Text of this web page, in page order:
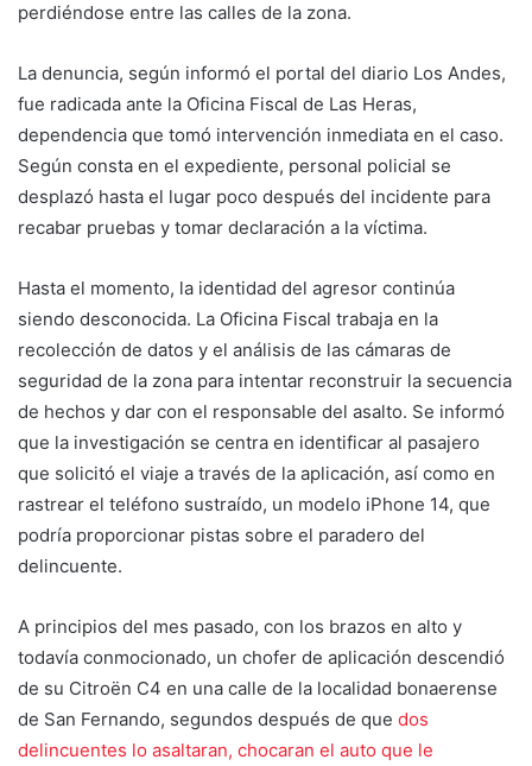
perdiéndose entre las calles de la zona.
La denuncia, según informó el portal del diario Los Andes,
fue radicada ante la Oficina Fiscal de Las Heras,
dependencia que tomó intervención inmediata en el caso.
Según consta en el expediente, personal policial se
desplazó hasta el lugar poco después del incidente para
recabar pruebas y tomar declaración a la víctima.
Hasta el momento, la identidad del agresor continúa
siendo desconocida. La Oficina Fiscal trabaja en la
recolección de datos y el análisis de las cámaras de
seguridad de la zona para intentar reconstruir la secuencia
de hechos y dar con el responsable del asalto. Se informó
que la investigación se centra en identificar al pasajero
que solicitó el viaje a través de la aplicación, así como en
rastrear el teléfono sustraído, un modelo iPhone 14, que
podría proporcionar pistas sobre el paradero del
delincuente.
A principios del mes pasado, con los brazos en alto y
todavía conmocionado, un chofer de aplicación descendió
de su Citroën C4 en una calle de la localidad bonaerense
de San Fernando, segundos después de que dos
delincuentes lo asaltaran, chocaran el auto que le